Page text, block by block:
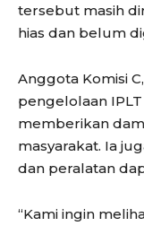
tersebut masih
hias dan belum
Anggota Komisi
pengelolaan
memberikan
masyarakat. Ia
dan peralatan
“Kami ingin